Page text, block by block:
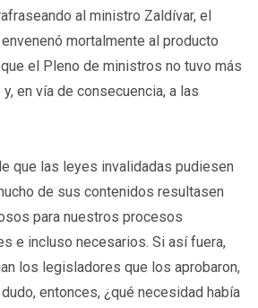
al ministro Zaldívar, el
mortalmente al producto
el Pleno de ministros no tuvo más
en vía de consecuencia, a las
que las leyes invalidadas pudiesen
de sus contenidos resultasen
para nuestros procesos
e incluso necesarios. Si así fuera,
los legisladores que los aprobaron,
entonces, ¿qué necesidad había